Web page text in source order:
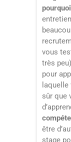
vous
très
pour
sûr que
être
stage